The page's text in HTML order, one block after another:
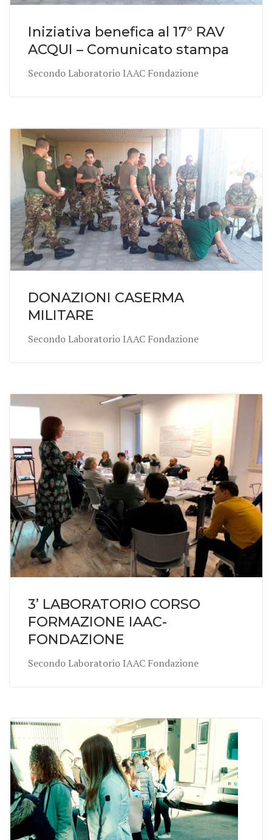
Iniziativa benefica al 17° RAV
ACQUI – Comunicato stampa
Secondo Laboratorio IAAC Fondazione
DONAZIONI CASERMA
MILITARE
Secondo Laboratorio IAAC Fondazione
3’ LABORATORIO CORSO
FORMAZIONE IAAC-
FONDAZIONE
Secondo Laboratorio IAAC Fondazione